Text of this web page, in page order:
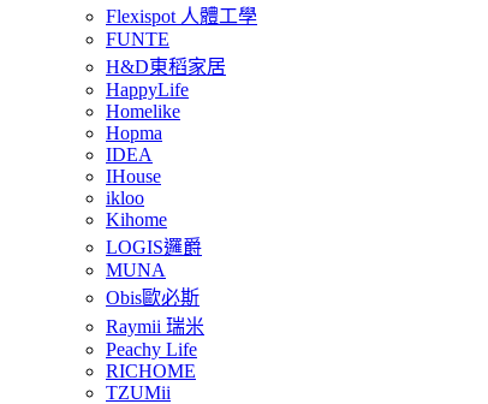
Flexispot 人體工學
FUNTE
H&D東稻家居
HappyLife
Homelike
Hopma
IDEA
IHouse
ikloo
Kihome
LOGIS邏爵
MUNA
Obis歐必斯
Raymii 瑞米
Peachy Life
RICHOME
TZUMii